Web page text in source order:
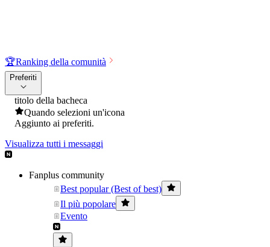
🏆Ranking della comunità
Preferiti
titolo della bacheca
Quando selezioni un'icona
Aggiunto ai preferiti.
Visualizza tutti i messaggi
Fanplus community
Best popular (Best of best)
Il più popolare
Evento